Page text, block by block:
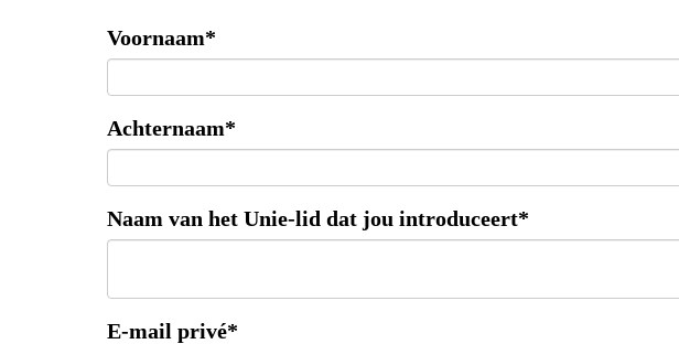
Voornaam*
Achternaam*
Naam van het Unie-lid dat jou introduceert*
E-mail privé*